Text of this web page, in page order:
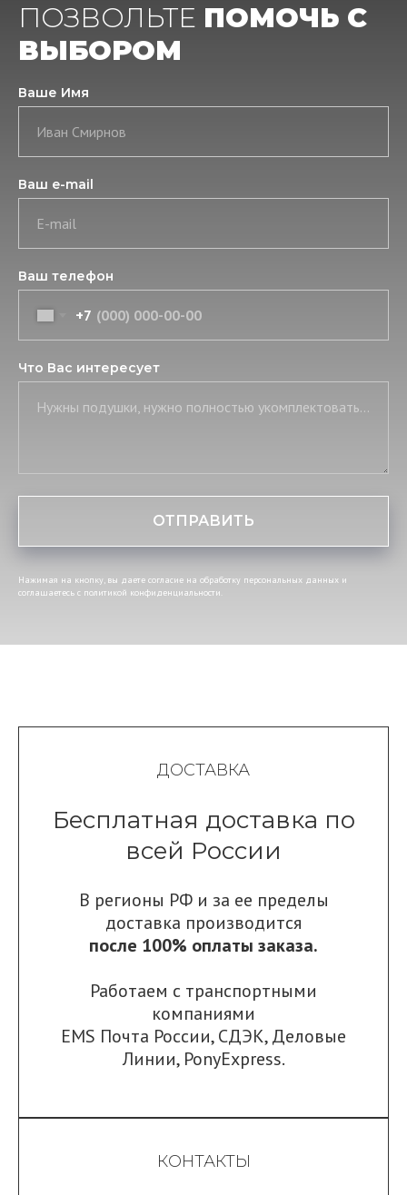
ПОЗВОЛЬТЕ ПОМОЧЬ С
ВЫБОРОМ
Ваше Имя
Иван Смирнов
Ваш e-mail
E-mail
Ваш телефон
+7
Что Вас интересует
Нужны подушки, нужно полностью укомплектовать постель, нужны скатерть и салфетки
ОТПРАВИТЬ
Нажимая на кнопку, вы даете согласие на обработку персональных данных и
соглашаетесь c политикой конфиденциальности.
ДОСТАВКА
Бесплатная доставка по
всей России
В регионы РФ и за ее пределы
доставка производится
после 100% оплаты заказа.
Работаем с транспортными
компаниями
EMS Почта России,СДЭК,Деловые
Линии, PonyExpress.
КОНТАКТЫ